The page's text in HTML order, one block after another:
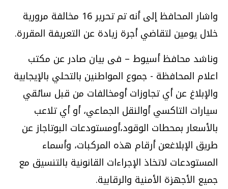
واشار المحافظ إلى أنه تم تحرير 16 مخالفة مرورية
خلال يومين لتقاضي أجرة زيادة عن التعريفة المقررة.
وناشد محافظ أسيوط – فى بيان صادر عن مكتب
اعلام المحافظة - جموع المواطنين بالتحلي بالإيجابية
والإبلاغ عن أي تجاوزات أومخالفات من قبل سائقي
سيارات التاكسي أوالنقل الجماعي، أو أي تلاعب
بالأسعار بمحطات الوقود،أومستودعات البوتاجاز عن
طريق الإبلاغعن أرقام هذه المركبات، وأسماء
المستودعات لاتخاذ الإجراءات القانونية بالتنسيق مع
جميع الأجهزة الأمنية والرقابية.